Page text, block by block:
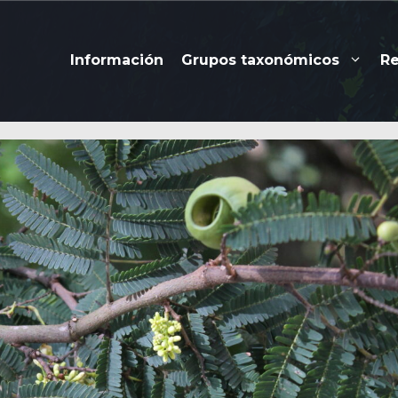
Información Grupos taxonómicos